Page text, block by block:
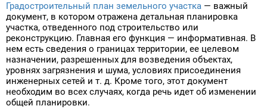
Градостроительный план земельного участка — важный
документ, в котором отражена детальная планировка
участка, отведенного под строительство или
реконструкцию. Главная его функция — информативная. В
нем есть сведения о границах территории, ее целевом
назначении, разрешенных для возведения объектах,
уровнях загрязнения и шума, условиях присоединения
инженерных сетей и т. д. Кроме того, этот документ
необходим во всех случаях, когда речь идет об изменении
общей планировки.